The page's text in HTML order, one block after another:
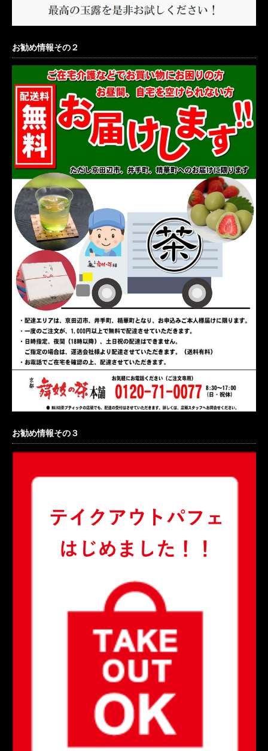
お勧め情報その２
お勧め情報その３